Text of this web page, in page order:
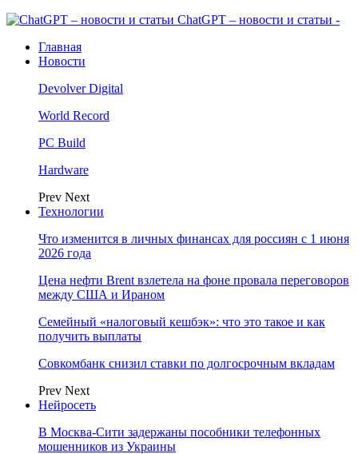
ChatGPT – новости и статьи -
Главная
Новости
Devolver Digital
World Record
PC Build
Hardware
Prev Next
Технологии
Что изменится в личных финансах для россиян с 1 июня
2026 года
Цена нефти Brent взлетела на фоне провала переговоров
между США и Ираном
Семейный «налоговый кешбэк»: что это такое и как
получить выплаты
Совкомбанк снизил ставки по долгосрочным вкладам
Prev Next
Нейросеть
В Москва-Сити задержаны пособники телефонных
мошенников из Украины